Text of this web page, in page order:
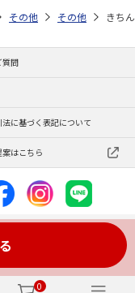
0
その他 その他 きち
質問
に基づく表記について
はこちら